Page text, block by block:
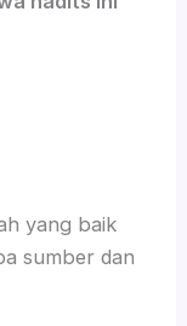
yang baik
sumber dan